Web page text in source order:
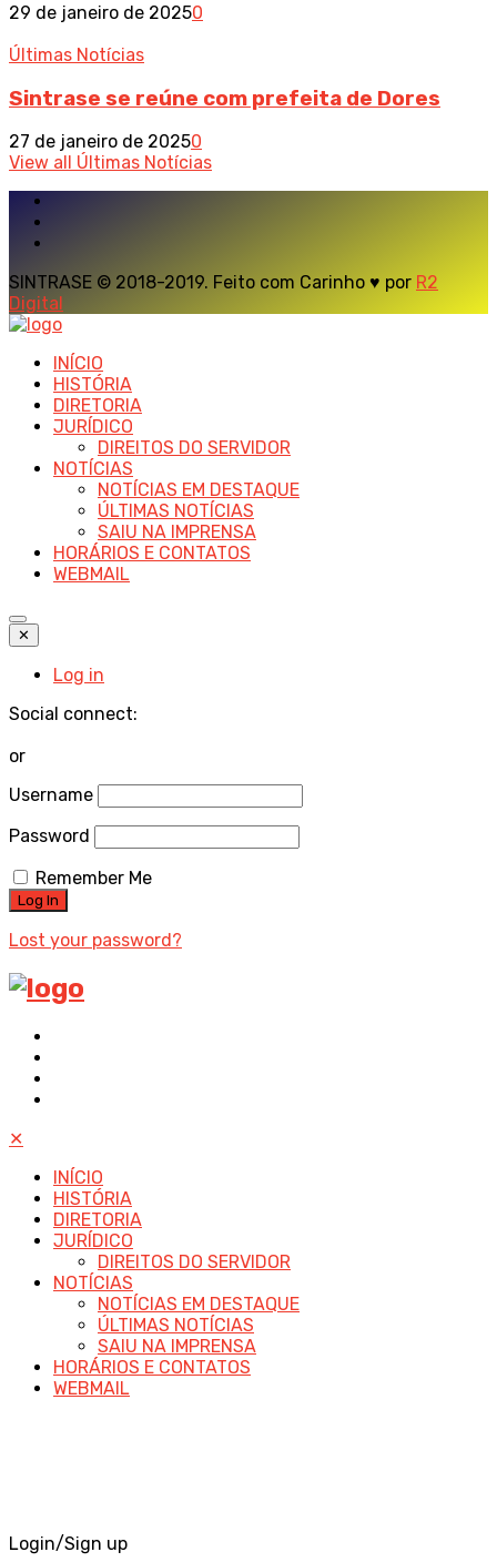
29 de janeiro de 20250
Últimas Notícias
Sintrase se reúne com prefeita de Dores
27 de janeiro de 20250
View all Últimas Notícias
SINTRASE © 2018-2019. Feito com Carinho ♥ por R2
Digital
INÍCIO
HISTÓRIA
DIRETORIA
JURÍDICO
DIREITOS DO SERVIDOR
NOTÍCIAS
NOTÍCIAS EM DESTAQUE
ÚLTIMAS NOTÍCIAS
SAIU NA IMPRENSA
HORÁRIOS E CONTATOS
WEBMAIL
✕
Log in
Social connect:
or
Username
Password
Remember Me
Lost your password?
✕
INÍCIO
HISTÓRIA
DIRETORIA
JURÍDICO
DIREITOS DO SERVIDOR
NOTÍCIAS
NOTÍCIAS EM DESTAQUE
ÚLTIMAS NOTÍCIAS
SAIU NA IMPRENSA
HORÁRIOS E CONTATOS
WEBMAIL
Login/Sign up